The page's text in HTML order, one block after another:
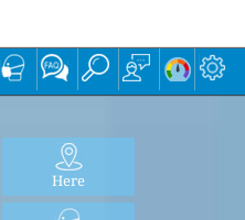
Here